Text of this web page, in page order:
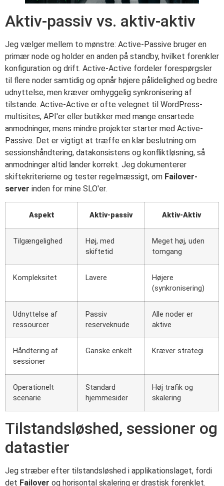
Aktiv-passiv vs. aktiv-aktiv
Jeg vælger mellem to mønstre: Active-Passive bruger en
primær node og holder en anden på standby, hvilket forenkler
konfiguration og drift. Active-Active fordeler forespørgsler
til flere noder samtidig og opnår højere pålidelighed og bedre
udnyttelse, men kræver omhyggelig synkronisering af
tilstande. Active-Active er ofte velegnet til WordPress-
multisites, API'er eller butikker med mange ensartede
anmodninger, mens mindre projekter starter med Active-
Passive. Det er vigtigt at træffe en klar beslutning om
sessionshåndtering, datakonsistens og konfliktløsning, så
anmodninger altid lander korrekt. Jeg dokumenterer
skiftekriterierne og tester regelmæssigt, om Failover-
server inden for mine SLO'er.
Aspekt Aktiv-passiv Aktiv-Aktiv
Tilgængelighed
Høj, med
skiftetid
Meget høj, uden
tomgang
Kompleksitet Lavere
Højere
(synkronisering)
Udnyttelse af
ressourcer
Passiv
reserveknude
Alle noder er
aktive
Håndtering af
sessioner
Ganske enkelt Kræver strategi
Operationelt
scenarie
Standard
hjemmesider
Høj trafik og
skalering
Tilstandsløshed, sessioner og
datastier
Jeg stræber efter tilstandsløshed i applikationslaget, fordi
det Failover og horisontal skalering er drastisk forenklet.